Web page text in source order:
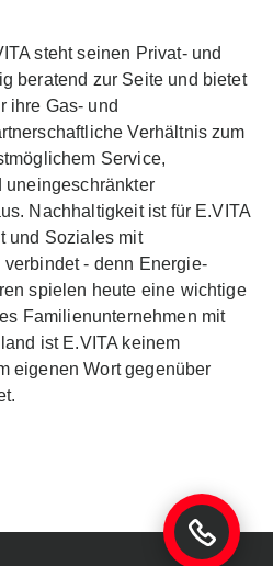
steht seinen Privat- und
beratend zur Seite und bietet
ihre Gas- und
Verhältnis zum
Service,
uneingeschränkter
Nachhaltigkeit ist für E.VITA
und Soziales mit
- denn Energie-
spielen heute eine wichtige
Familienunternehmen mit
ist E.VITA keinem
eigenen Wort gegenüber